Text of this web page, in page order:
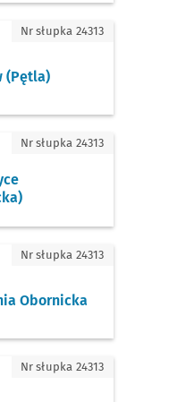
(Pętla)
Nr słupka 24313
Nr słupka 24313
Obornicka
Nr słupka 24313
Nr słupka 24313